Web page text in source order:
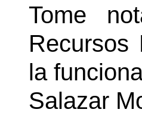
Tome
Recursos
la
Salazar